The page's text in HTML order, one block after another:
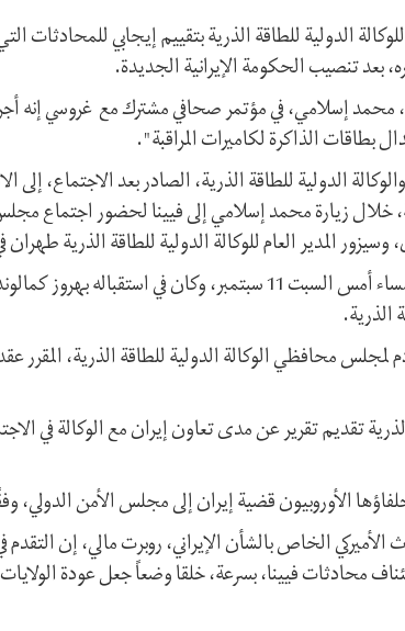
الدولية للطاقة الذرية بتقييم إيجابي للمحادثات
بعد تنصيب الحكومة الإيرانية الجديدة.
محمد إسلامي، في مؤتمر صحافي مشترك مع غروسي إنه
بطاقات الذاكرة لكاميرات المراقبة".
الدولية للطاقة الذرية، الصادر بعد الاجتماع،
خلال زيارة محمد إسلامي إلى فيينا لحضور اجتماع
وسيزور المدير العام للوكالة الدولية للطاقة الذرية
يذكر أن رفائيل غروسي وصل إلى طهران مساء أمس السبت 11 سبتمبر،
الذرية.
الذرية تقديم تقرير عن مدى تعاون إيران مع الوكالة في
الأوروبيون قضية إيران إلى مجلس الأمن الدولي،
الخاص بالشأن الإيراني، روبرت مالي، إن التقدم
محادثات فيينا، بسرعة، خلقا وضعاً جعل عودة الولايات